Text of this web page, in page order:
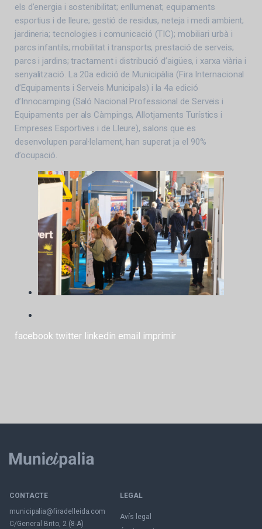
els d’energia i sostenibilitat; enllumenat; equipaments
esportius i de lleure; gestió de residus, neteja i medi ambient;
jardineria; tecnologies i comunicació (TIC); mobiliari urbà i
parcs infantils; mobilitat i transports; prestació de serveis;
parcs i jardins; tractament i distribució d’aigües, i xarxa viària i
senyalització. La 20a edició de Municipàlia (Fira Internacional
d’Equipaments i Serveis Municipals) i la 4a edició
d’Innocamping (Saló Nacional Professional de Serveis i
Equipaments per als Càmpings, Allotjaments Turístics i
Empreses Esportives i de Lleure), salons que es
desenvolupen paral·lelament, han superat ja el 90%
d’ocupació.
facebook twitter linkedin email imprimir
CONTACTE
municipalia@firadelleida.com
C/General Brito, 2 (8-A)
LEGAL
Avís legal